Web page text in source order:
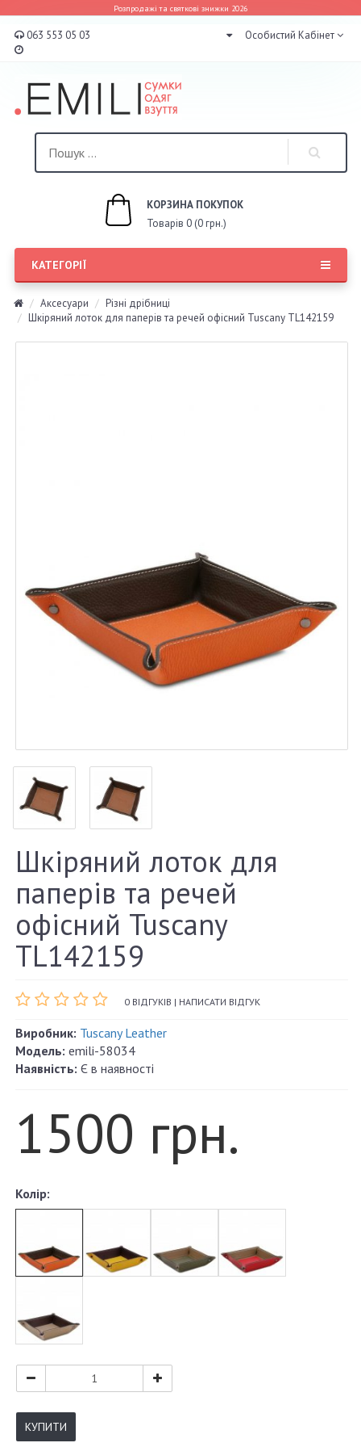
Розпродажі та святкові знижки 2026
063 553 05 03 Особистий Кабінет
КОРЗИНА ПОКУПОК
Товарів 0 (0 грн.)
КАТЕГОРІЇ
Аксесуари
Різні дрібниці
Шкіряний лоток для паперів та речей офісний Tuscany TL142159
Шкіряний лоток для
паперів та речей
офісний Tuscany
TL142159
0 ВІДГУКІВ | НАПИСАТИ ВІДГУК
Виробник: Tuscany Leather
Модель: emili-58034
Наявність: Є в наявності
1500 грн.
Колір:
КУПИТИ